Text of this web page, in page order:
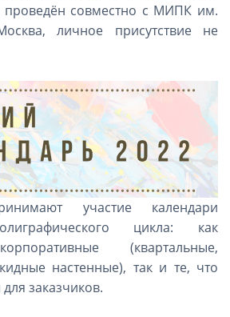
проведён совместно с МИПК им.
личное присутствие не
участие календари
цикла: как
(квартальные,
настенные), так и те, что
заказчиков.